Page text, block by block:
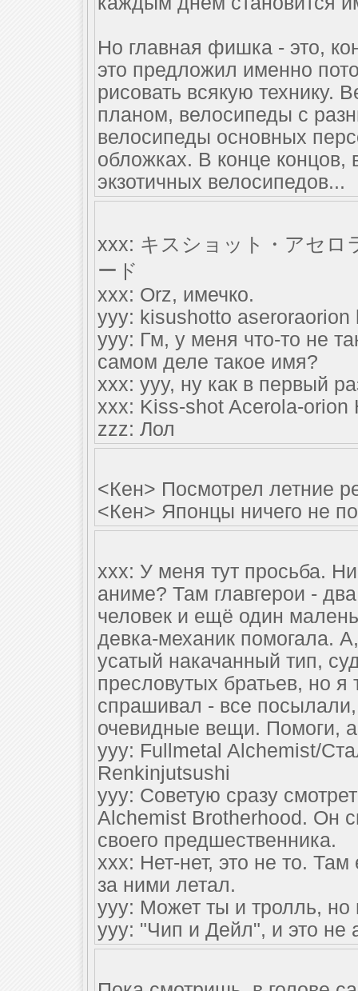
Но главная фишка - это,
это предложил именно
рисовать всякую технику.
планом, велосипеды с
велосипеды основных
обложках. В конце концов,
экзотичных велосипедов...
xxx: キスショット・アセロ
ード
xxx: Orz, имечко.
yyy: kisushotto aseroraorion
yyy: Гм, у меня что-то не
самом деле такое имя?
xxx: yyy, ну как в первый
xxx: Kiss-shot Acerola-orion
zzz: Лол
<Кен> Посмотрел летние
<Кен> Японцы ничего не
xxx: У меня тут просьба.
аниме? Там главгерои -
человек и ещё один
девка-механик помогала.
усатый накачанный тип,
пресловутых братьев, но я
спрашивал - все
очевидные вещи. Помоги,
yyy: Fullmetal Alchemist/
Renkinjutsushi
yyy: Советую сразу
Alchemist Brotherhood. Он
своего предшественника.
xxx: Нет-нет, это не то.
за ними летал.
yyy: Может ты и тролль, но
yyy: "Чип и Дейл", и это не